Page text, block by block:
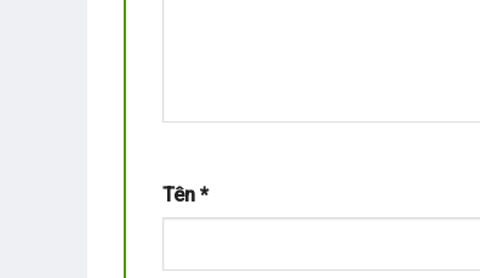
Tên *